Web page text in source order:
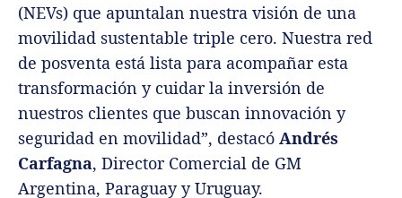
(NEVs) que apuntalan nuestra visión de una
movilidad sustentable triple cero. Nuestra red
de posventa está lista para acompañar esta
transformación y cuidar la inversión de
nuestros clientes que buscan innovación y
seguridad en movilidad”, destacó Andrés
Carfagna, Director Comercial de GM
Argentina, Paraguay y Uruguay.